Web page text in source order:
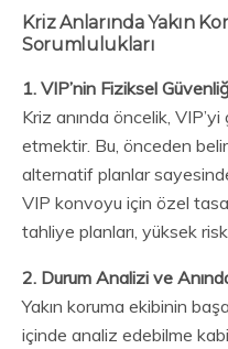
Kriz Anlarında Yakın
Sorumlulukları
1. VIP’nin Fiziksel
Kriz anında öncelik,
etmektir. Bu, önceden
alternatif planlar
VIP konvoyu için özel
tahliye planları, yüksek
2. Durum Analizi ve
Yakın koruma ekibinin
içinde analiz edebilme